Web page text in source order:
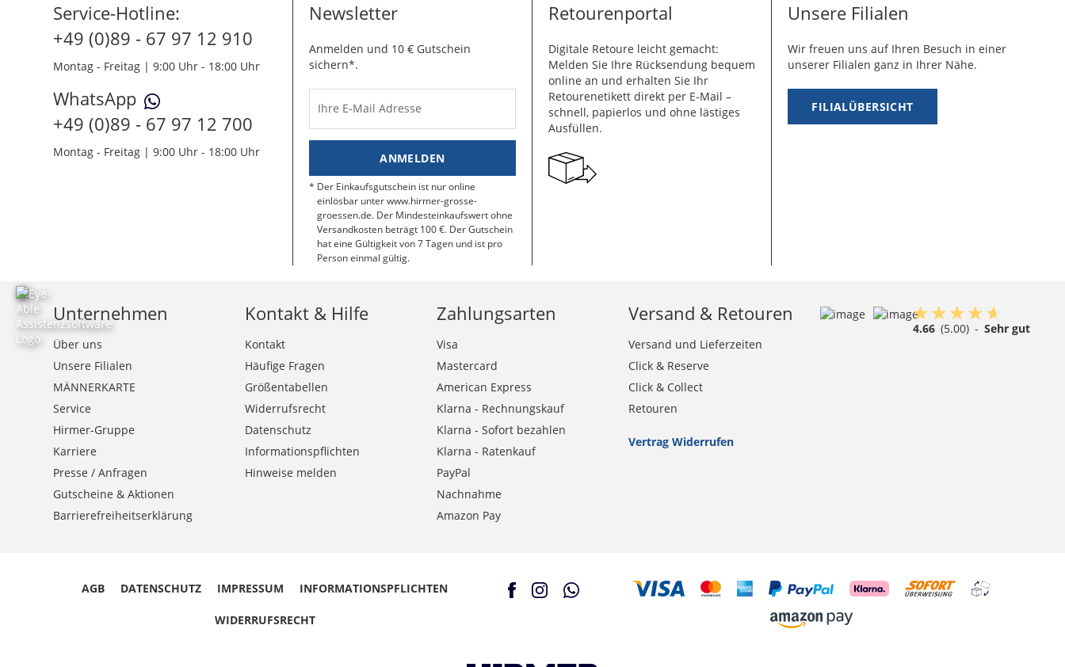
Service-Hotline:
+49 (0)89 - 67 97 12 910
Montag - Freitag | 9:00 Uhr - 18:00 Uhr
WhatsApp
+49 (0)89 - 67 97 12 700
Montag - Freitag | 9:00 Uhr - 18:00 Uhr
Newsletter
Anmelden und 10 € Gutschein
sichern*.
Ihre E-Mail Adresse
ANMELDEN
Der Einkaufsgutschein ist nur online
einlösbar unter www.hirmer-grosse-
groessen.de. Der Mindesteinkaufswert ohne
Versandkosten beträgt 100 €. Der Gutschein
hat eine Gültigkeit von 7 Tagen und ist pro
Person einmal gültig.
Retourenportal
Digitale Retoure leicht gemacht:
Melden Sie Ihre Rücksendung bequem
online an und erhalten Sie Ihr
Retourenetikett direkt per E-Mail –
schnell, papierlos und ohne lästiges
Ausfüllen.
Unsere Filialen
Wir freuen uns auf Ihren Besuch in einer
unserer Filialen ganz in Ihrer Nähe.
FILIALÜBERSICHT
Unternehmen
Über uns
Unsere Filialen
MÄNNERKARTE
Service
Hirmer-Gruppe
Karriere
Presse / Anfragen
Gutscheine & Aktionen
Barrierefreiheitserklärung
Kontakt & Hilfe
Kontakt
Häufige Fragen
Größentabellen
Widerrufsrecht
Datenschutz
Informationspflichten
Hinweise melden
Zahlungsarten
Visa
Mastercard
American Express
Klarna - Rechnungskauf
Klarna - Sofort bezahlen
Klarna - Ratenkauf
PayPal
Nachnahme
Amazon Pay
Versand & Retouren
Versand und Lieferzeiten
Click & Reserve
Click & Collect
Retouren
Vertrag Widerrufen
4.66 (5.00) - Sehr gut
AGB DATENSCHUTZ IMPRESSUM INFORMATIONSPFLICHTEN
WIDERRUFSRECHT